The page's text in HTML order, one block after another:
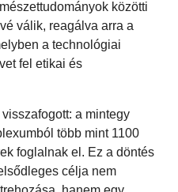
közötti
válik, reagálva arra a
a technológiai
fel etikai és
a mintegy
több mint 1100
foglalnak el. Ez a döntés
célja nem